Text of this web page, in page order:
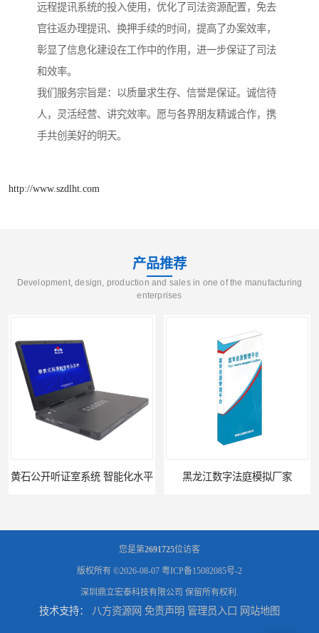
远程提讯系统的投入使用，优化了司法资源配置，免去
官往返办理提讯、换押手续的时间，提高了办案效率，
彰显了信息化建设在工作中的作用，进一步保证了司法
和效率。
我们服务宗旨是：以质量求生存、信誉是保证。诚信待
人，灵活经营、讲究效率。愿与各界朋友精诚合作，携
手共创美好的明天。
http://www.szdlht.com
产品推荐
Development, design, production and sales in one of the manufacturing
enterprises
黄石公开听证室系统 智能化水平 黑龙江数字法庭模拟厂家
您是第2691725位访客
版权所有 ©2026-08-07 粤ICP备15082085号-2
深圳鼎立宏泰科技有限公司 保留所有权利.
技术支持： 八方资源网 免责声明 管理员入口 网站地图